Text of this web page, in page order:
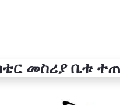
መስሪያ ቤቱ